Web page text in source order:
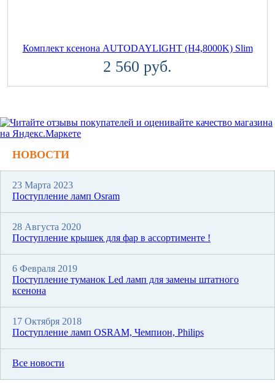
Комплект ксенона AUTODAYLIGHT (H4,8000K) Slim
2 560 руб.
НОВОСТИ
23 Марта 2023
Поступление ламп Osram
28 Августа 2020
Поступление крышек для фар в ассортименте !
6 Февраля 2019
Поступление туманок Led ламп для замены штатного
ксенона
17 Октября 2018
Поступление ламп OSRAM, Чемпион, Philips
Все новости